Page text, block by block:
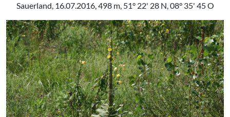
Sauerland, 16.07.2016, 498 m, 51° 22' 28 N, 08° 35' 45 O